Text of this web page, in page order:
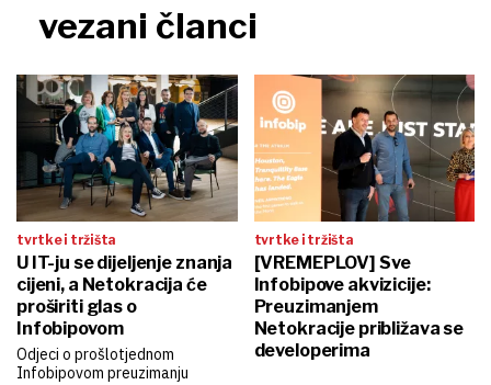
vezani članci
tvrtke i tržišta
U IT-ju se dijeljenje znanja
cijeni, a Netokracija će
proširiti glas o
Infobipovom
Odjeci o prošlotjednom
Infobipovom preuzimanju
tvrtke i tržišta
[VREMEPLOV] Sve
Infobipove akvizicije:
Preuzimanjem
Netokracije približava se
developerima